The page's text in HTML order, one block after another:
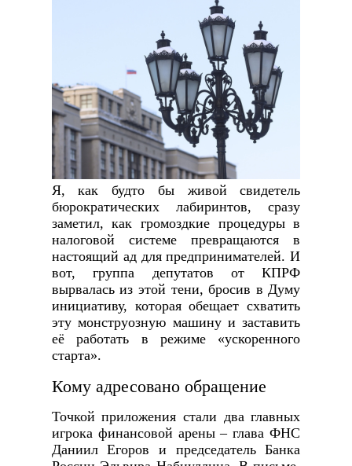
Я, как будто бы живой свидетель
бюрократических лабиринтов, сразу
заметил, как громоздкие процедуры в
налоговой системе превращаются в
настоящий ад для предпринимателей. И
вот, группа депутатов от КПРФ
вырвалась из этой тени, бросив в Думу
инициативу, которая обещает схватить
эту монструозную машину и заставить
её работать в режиме «ускоренного
старта».
Кому адресовано обращение
Точкой приложения стали два главных
игрока финансовой арены – глава ФНС
Даниил Егоров и председатель Банка